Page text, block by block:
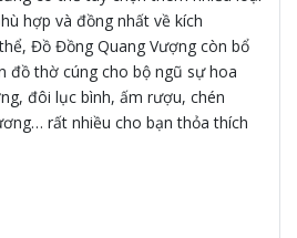
hợp và đồng nhất về kích
Đồ Đồng Quang Vượng còn bổ
đồ thờ cúng cho bộ ngũ sự hoa
đôi lục bình, ấm rượu, chén
rất nhiều cho bạn thỏa thích